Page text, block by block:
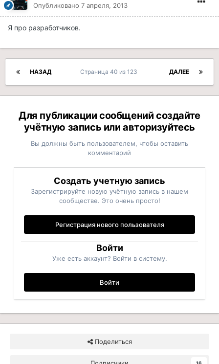
Опубликовано 7 апреля, 2013
Я про разработчиков.
НАЗАД ДАЛЕЕ
Страница 40 из 123
Для публикации сообщений создайте
учётную запись или авторизуйтесь
Вы должны быть пользователем, чтобы оставить
комментарий
Создать учетную запись
Зарегистрируйте новую учётную запись в нашем
сообществе. Это очень просто!
Регистрация нового пользователя
Войти
Уже есть аккаунт? Войти в систему.
Войти
Поделиться